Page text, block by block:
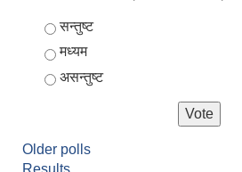
Choices
सन्तुष्ट
मध्यम
असन्तुष्ट
Older polls
Results